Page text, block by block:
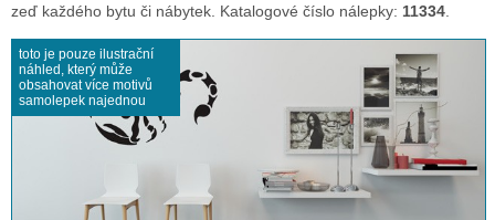
zeď každého bytu či nábytek. Katalogové číslo nálepky: 11334
toto je pouze ilustrační
náhled, který může
obsahovat více motivů
samolepek najednou